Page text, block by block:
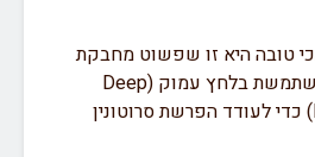
טובה היא זו שפשוט מחבקת
אותנו. שמיכה כבדה משתמשת בלחץ עמוק (Deep
Pressure Stimulation) כדי לעודד הפרשת סרוטונין